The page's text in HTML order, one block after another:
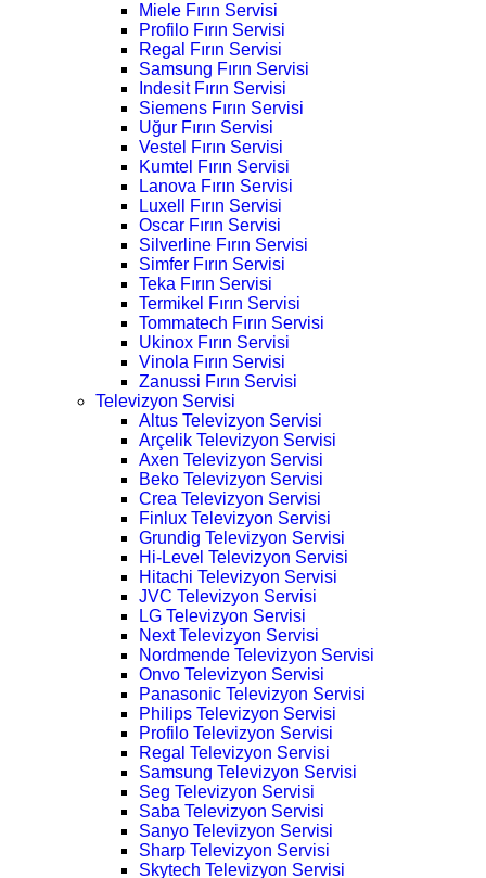
Miele Fırın Servisi
Profilo Fırın Servisi
Regal Fırın Servisi
Samsung Fırın Servisi
Indesit Fırın Servisi
Siemens Fırın Servisi
Uğur Fırın Servisi
Vestel Fırın Servisi
Kumtel Fırın Servisi
Lanova Fırın Servisi
Luxell Fırın Servisi
Oscar Fırın Servisi
Silverline Fırın Servisi
Simfer Fırın Servisi
Teka Fırın Servisi
Termikel Fırın Servisi
Tommatech Fırın Servisi
Ukinox Fırın Servisi
Vinola Fırın Servisi
Zanussi Fırın Servisi
Televizyon Servisi
Altus Televizyon Servisi
Arçelik Televizyon Servisi
Axen Televizyon Servisi
Beko Televizyon Servisi
Crea Televizyon Servisi
Finlux Televizyon Servisi
Grundig Televizyon Servisi
Hi-Level Televizyon Servisi
Hitachi Televizyon Servisi
JVC Televizyon Servisi
LG Televizyon Servisi
Next Televizyon Servisi
Nordmende Televizyon Servisi
Onvo Televizyon Servisi
Panasonic Televizyon Servisi
Philips Televizyon Servisi
Profilo Televizyon Servisi
Regal Televizyon Servisi
Samsung Televizyon Servisi
Seg Televizyon Servisi
Saba Televizyon Servisi
Sanyo Televizyon Servisi
Sharp Televizyon Servisi
Skytech Televizyon Servisi